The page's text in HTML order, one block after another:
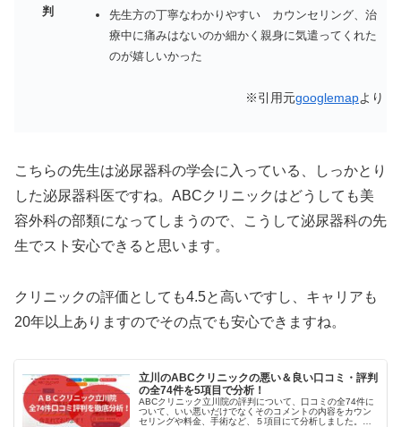
判
先生方の丁寧なわかりやすい カウンセリング、治
療中に痛みはないのか細かく親身に気遣ってくれた
のが嬉しいかった
※引用元googlemapより
こちらの先生は泌尿器科の学会に入っている、しっかとり
した泌尿器科医ですね。ABCクリニックはどうしても美
容外科の部類になってしまうので、こうして泌尿器科の先
生でスト安心できると思います。
クリニックの評価としても4.5と高いですし、キャリアも
20年以上ありますのでその点でも安心できますね。
立川のABCクリニックの悪い＆良い口コミ・評判
の全74件を5項目で分析！
ABCクリニック立川院の評判について、口コミの全74件に
ついて、いい悪いだけでなくそのコメントの内容をカウン
セリングや料金、手術など、５項目にて分析しました。